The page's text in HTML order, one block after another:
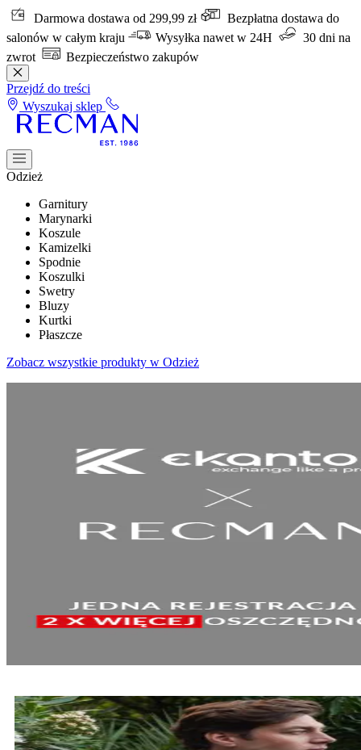
Darmowa dostawa od 299,99 zł
Bezpłatna dostawa do
salonów w całym kraju
Wysyłka nawet w 24H
30 dni na
zwrot
Bezpieczeństwo zakupów
Przejdź do treści
Wyszukaj sklep
Odzież
Garnitury
Marynarki
Koszule
Kamizelki
Spodnie
Koszulki
Swetry
Bluzy
Kurtki
Płaszcze
Zobacz wszystkie produkty w Odzież